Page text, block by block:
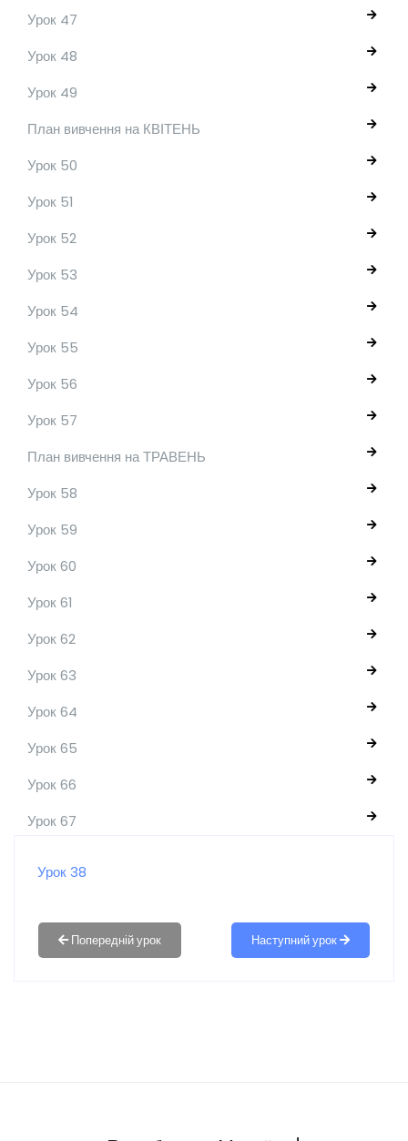
Урок 47
Урок 48
Урок 49
План вивчення на КВІТЕНЬ
Урок 50
Урок 51
Урок 52
Урок 53
Урок 54
Урок 55
Урок 56
Урок 57
План вивчення на ТРАВЕНЬ
Урок 58
Урок 59
Урок 60
Урок 61
Урок 62
Урок 63
Урок 64
Урок 65
Урок 66
Урок 67
Урок 38
Наступний урок